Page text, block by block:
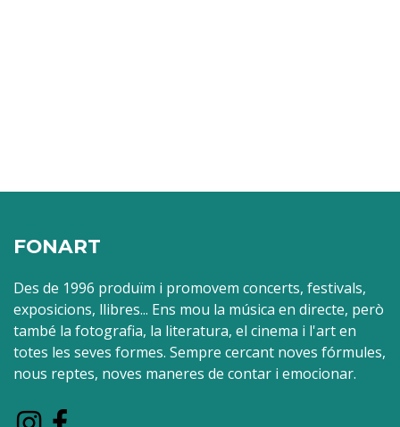
FONART
Des de 1996 produïm i promovem concerts, festivals,
exposicions, llibres... Ens mou la música en directe, però
també la fotografia, la literatura, el cinema i l'art en
totes les seves formes. Sempre cercant noves fórmules,
nous reptes, noves maneres de contar i emocionar.